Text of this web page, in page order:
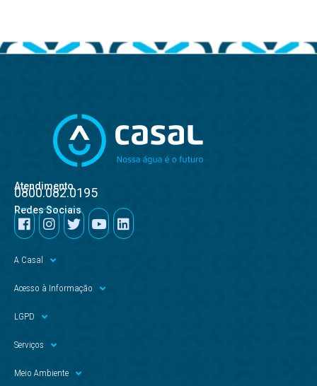
Atendimento
0800.082.0195
Redes Sociais
A Casal
Acesso à Informação
LGPD
Serviços
Meio Ambiente